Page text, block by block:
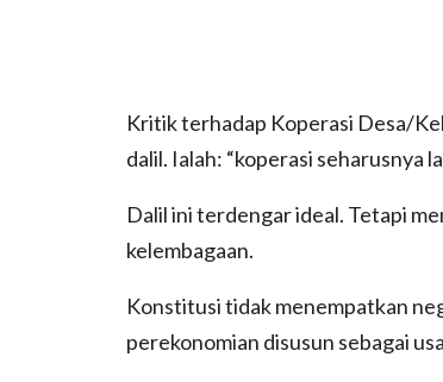
Kritik terhadap Koperasi Desa/
dalil. Ialah: “koperasi seharusnya
Dalil ini terdengar ideal. Tetapi
kelembagaan.
Konstitusi tidak menempatkan
perekonomian disusun sebagai